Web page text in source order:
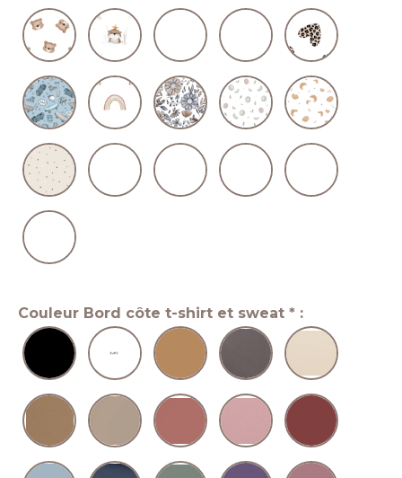
Couleur Bord côte t-shirt et sweat * :